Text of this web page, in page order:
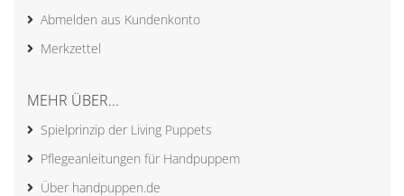
Abmelden aus Kundenkonto
Merkzettel
MEHR ÜBER...
Spielprinzip der Living Puppets
Pflegeanleitungen für Handpuppem
Über handpuppen.de